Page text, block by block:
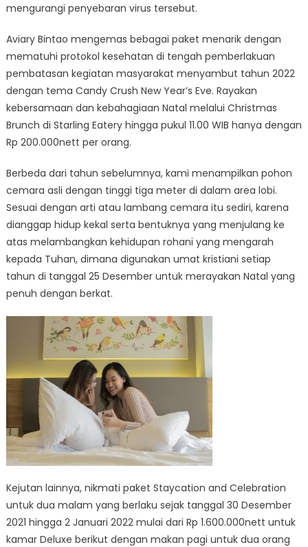
mengurangi penyebaran virus tersebut.
Aviary Bintao mengemas bebagai paket menarik dengan
mematuhi protokol kesehatan di tengah pemberlakuan
pembatasan kegiatan masyarakat menyambut tahun 2022
dengan tema Candy Crush New Year’s Eve. Rayakan
kebersamaan dan kebahagiaan Natal melalui Christmas
Brunch di Starling Eatery hingga pukul 11.00 WIB hanya dengan
Rp 200.000nett per orang.
Berbeda dari tahun sebelumnya, kami menampilkan pohon
cemara asli dengan tinggi tiga meter di dalam area lobi.
Sesuai dengan arti atau lambang cemara itu sediri, karena
dianggap hidup kekal serta bentuknya yang menjulang ke
atas melambangkan kehidupan rohani yang mengarah
kepada Tuhan, dimana digunakan umat kristiani setiap
tahun di tanggal 25 Desember untuk merayakan Natal yang
penuh dengan berkat.
Kejutan lainnya, nikmati paket Staycation and Celebration
untuk dua malam yang berlaku sejak tanggal 30 Desember
2021 hingga 2 Januari 2022 mulai dari Rp 1.600.000nett untuk
kamar Deluxe berikut dengan makan pagi untuk dua orang